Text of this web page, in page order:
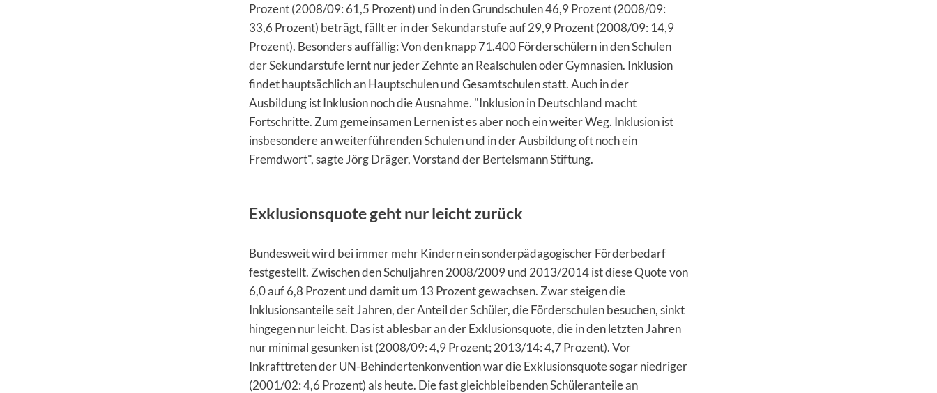
Prozent (2008/09: 61,5 Prozent) und in den Grundschulen 46,9 Prozent (2008/09:
33,6 Prozent) beträgt, fällt er in der Sekundarstufe auf 29,9 Prozent (2008/09: 14,9
Prozent). Besonders auffällig: Von den knapp 71.400 Förderschülern in den Schulen
der Sekundarstufe lernt nur jeder Zehnte an Realschulen oder Gymnasien. Inklusion
findet hauptsächlich an Hauptschulen und Gesamtschulen statt. Auch in der
Ausbildung ist Inklusion noch die Ausnahme. "Inklusion in Deutschland macht
Fortschritte. Zum gemeinsamen Lernen ist es aber noch ein weiter Weg. Inklusion ist
insbesondere an weiterführenden Schulen und in der Ausbildung oft noch ein
Fremdwort", sagte Jörg Dräger, Vorstand der Bertelsmann Stiftung.
Exklusionsquote geht nur leicht zurück
Bundesweit wird bei immer mehr Kindern ein sonderpädagogischer Förderbedarf
festgestellt. Zwischen den Schuljahren 2008/2009 und 2013/2014 ist diese Quote von
6,0 auf 6,8 Prozent und damit um 13 Prozent gewachsen. Zwar steigen die
Inklusionsanteile seit Jahren, der Anteil der Schüler, die Förderschulen besuchen, sinkt
hingegen nur leicht. Das ist ablesbar an der Exklusionsquote, die in den letzten Jahren
nur minimal gesunken ist (2008/09: 4,9 Prozent; 2013/14: 4,7 Prozent). Vor
Inkrafttreten der UN-Behindertenkonvention war die Exklusionsquote sogar niedriger
(2001/02: 4,6 Prozent) als heute. Die fast gleichbleibenden Schüleranteile an